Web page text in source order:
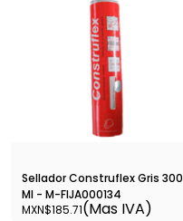
Sellador Construflex Gris 300
Ml - M-FIJA000134
MXN$185.71(Mas IVA)